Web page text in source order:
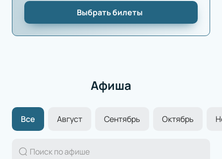
Выбрать билеты
Афиша
Все Август Сентябрь Октябрь